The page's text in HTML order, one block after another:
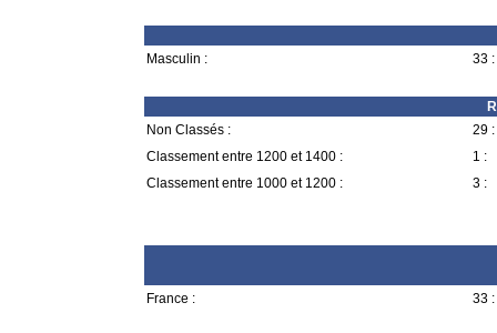
Masculin : 33 :
Non Classés :
29 :
Classement entre 1200 et 1400 :
1 :
Classement entre 1000 et 1200 :
3 :
France : 33 :